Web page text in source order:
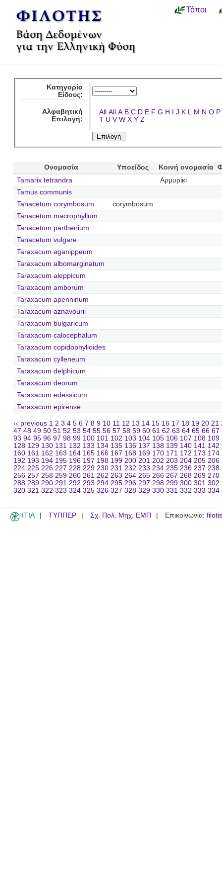
Τόποι
Κατηγορία
Είδους:
Αλφαβητική
Επιλογή:
All All A B C D E F G H I J K L M N O P
T U V W X Y Z
Ονομασία Υποείδος Κοινή ονομασία
Tamarix tetrandra
Αρμυρίκι
Tamus communis
Tanacetum corymbosum
corymbosum
Tanacetum macrophyllum
Tanacetum parthenium
Tanacetum vulgare
Taraxacum aganippeum
Taraxacum albomarginatum
Taraxacum aleppicum
Taraxacum amborum
Taraxacum apenninum
Taraxacum aznavourii
Taraxacum bulgaricum
Taraxacum calocephalum
Taraxacum copidophylloides
Taraxacum cylleneum
Taraxacum delphicum
Taraxacum deorum
Taraxacum edessicum
Taraxacum epirense
‹‹ previous 1 2 3 4 5 6 7 8 9 10 11 12 13 14 15 16 17 18 19 20 21
47 48 49 50 51 52 53 54 55 56 57 58 59 60 61 62 63 64 65 66 67
93 94 95 96 97 98 99 100 101 102 103 104 105 106 107 108 109
128 129 130 131 132 133 134 135 136 137 138 139 140 141 142
160 161 162 163 164 165 166 167 168 169 170 171 172 173 174
192 193 194 195 196 197 198 199 200 201 202 203 204 205 206
224 225 226 227 228 229 230 231 232 233 234 235 236 237 238
256 257 258 259 260 261 262 263 264 265 266 267 268 269 270
288 289 290 291 292 293 294 295 296 297 298 299 300 301 302
320 321 322 323 324 325 326 327 328 329 330 331 332 333 334
ITIA ΤΥΠΠΕΡ Σχ. Πολ. Μηχ. ΕΜΠ Επικοινωνία: